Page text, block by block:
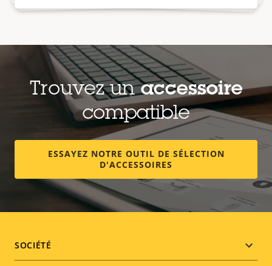
Trouvez unaccessoire
compatible
ESSAYEZ NOTRE OUTIL DE SÉLECTION
D'ACCESSOIRES
Footer
SOCIÉTÉ